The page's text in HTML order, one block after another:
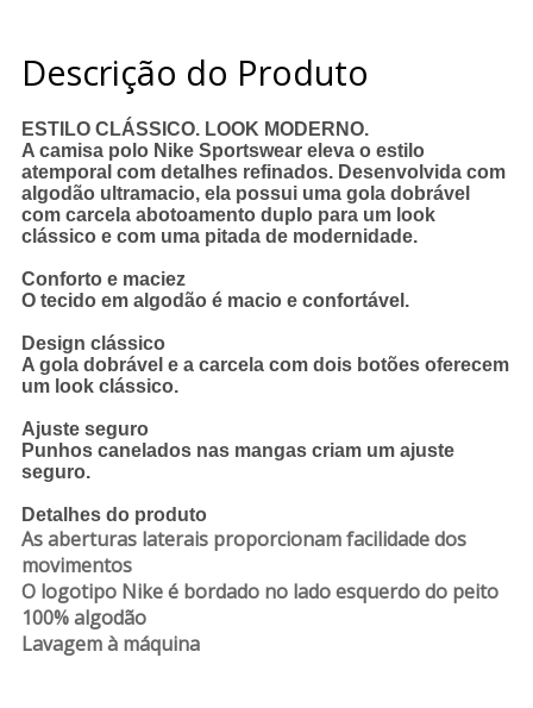
Descrição do Produto
ESTILO CLÁSSICO. LOOK MODERNO.
A camisa polo Nike Sportswear eleva o estilo
atemporal com detalhes refinados. Desenvolvida com
algodão ultramacio, ela possui uma gola dobrável
com carcela abotoamento duplo para um look
clássico e com uma pitada de modernidade.
Conforto e maciez
O tecido em algodão é macio e confortável.
Design clássico
A gola dobrável e a carcela com dois botões oferecem
um look clássico.
Ajuste seguro
Punhos canelados nas mangas criam um ajuste
seguro.
Detalhes do produto
As aberturas laterais proporcionam facilidade dos
movimentos
O logotipo Nike é bordado no lado esquerdo do peito
100% algodão
Lavagem à máquina